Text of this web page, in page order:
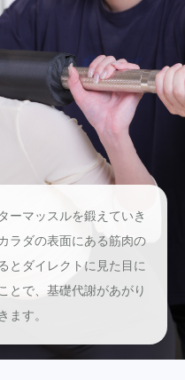
ーマッスルを鍛えていき
ラダの表面にある筋肉の
とダイレクトに見た目に
とで、基礎代謝があがり
す。